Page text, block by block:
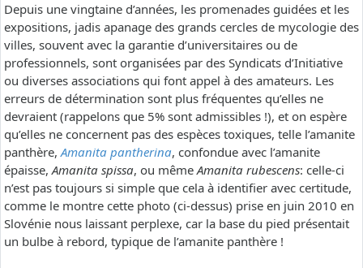
Depuis une vingtaine d’années, les promenades guidées et les
expositions, jadis apanage des grands cercles de mycologie des
villes, souvent avec la garantie d’universitaires ou de
professionnels, sont organisées par des Syndicats d’Initiative
ou diverses associations qui font appel à des amateurs. Les
erreurs de détermination sont plus fréquentes qu’elles ne
devraient (rappelons que 5% sont admissibles !), et on espère
qu’elles ne concernent pas des espèces toxiques, telle l’amanite
panthère,Amanita pantherina, confondue avec l’amanite
épaisse,Amanita spissa, ou mêmeAmanita rubescens: celle-ci
n’est pas toujours si simple que cela à identifier avec certitude,
comme le montre cette photo (ci-dessus) prise en juin 2010 en
Slovénie nous laissant perplexe, car la base du pied présentait
un bulbe à rebord, typique de l’amanite panthère !